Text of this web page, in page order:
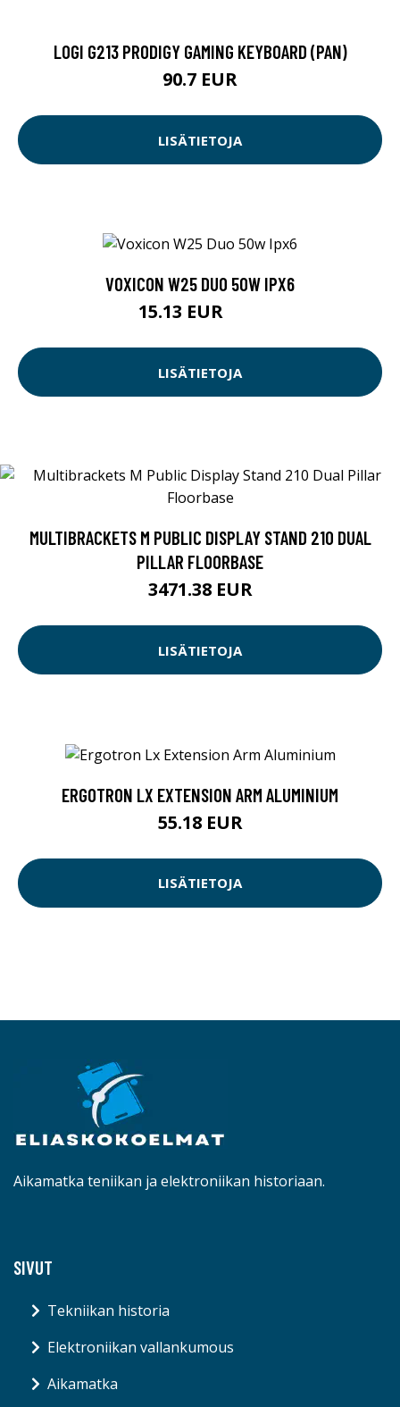
LOGI G213 PRODIGY GAMING KEYBOARD (PAN)
90.7 EUR
LISÄTIETOJA
VOXICON W25 DUO 50W IPX6
15.13 EUR
LISÄTIETOJA
MULTIBRACKETS M PUBLIC DISPLAY STAND 210 DUAL
PILLAR FLOORBASE
3471.38 EUR
LISÄTIETOJA
ERGOTRON LX EXTENSION ARM ALUMINIUM
55.18 EUR
LISÄTIETOJA
Aikamatka teniikan ja elektroniikan historiaan.
SIVUT
Tekniikan historia
Elektroniikan vallankumous
Aikamatka